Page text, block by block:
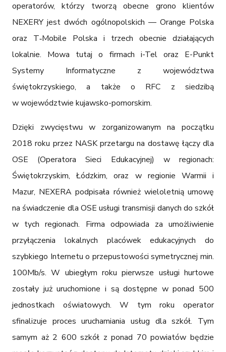
operatorów, którzy tworzą obecne grono klientów
NEXERY jest dwóch ogólnopolskich — Orange Polska
oraz T‑Mobile Polska i trzech obecnie działających
lokalnie. Mowa tutaj o firmach i-Tel oraz E-Punkt
Systemy Informatyczne z województwa
świętokrzyskiego, a także o RFC z siedzibą
w województwie kujawsko-pomorskim.
Dzięki zwycięstwu w zorganizowanym na początku
2018 roku przez NASK przetargu na dostawę łączy dla
OSE (Operatora Sieci Edukacyjnej) w regionach:
Świętokrzyskim, Łódzkim, oraz w regionie Warmii i
Mazur, NEXERA podpisała również wieloletnią umowę
na świadczenie dla OSE usługi transmisji danych do szkół
w tych regionach. Firma odpowiada za umożliwienie
przyłączenia lokalnych placówek edukacyjnych do
szybkiego Internetu o przepustowości symetrycznej min.
100Mb/s. W ubiegłym roku pierwsze usługi hurtowe
zostały już uruchomione i są dostępne w ponad 500
jednostkach oświatowych. W tym roku operator
sfinalizuje proces uruchamiania usług dla szkół. Tym
samym aż 2 600 szkół z ponad 70 powiatów będzie